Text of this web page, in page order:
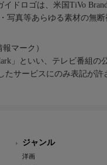
ドロゴは、米国TiVo
写真等あらゆる素材の無断
マーク）
」といい、テレビ番組の
たサービスにのみ表記が許
ジャンル
洋画